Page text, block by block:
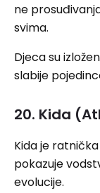
ne
svima.
Djeca su
slabije
20. Kida
Kida je
pokazuje
evolucije.